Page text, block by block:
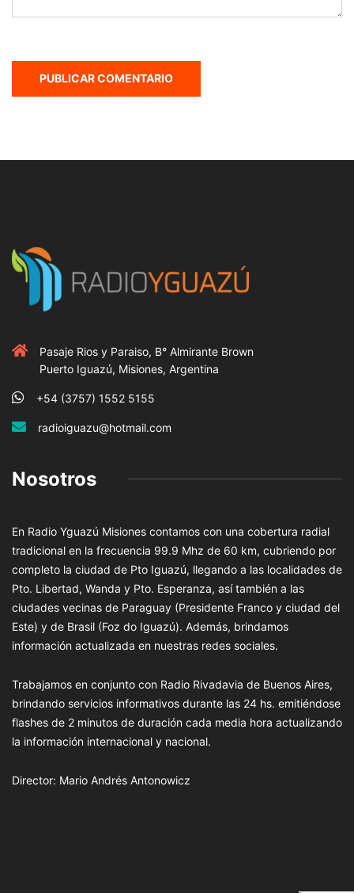
Pasaje Rios y Paraiso, B° Almirante Brown
Puerto Iguazú, Misiones, Argentina
+54 (3757) 1552 5155
radioiguazu@hotmail.com
Nosotros
En Radio Yguazú Misiones contamos con una cobertura radial
tradicional en la frecuencia 99.9 Mhz de 60 km, cubriendo por
completo la ciudad de Pto Iguazú, llegando a las localidades de
Pto. Libertad, Wanda y Pto. Esperanza, así también a las
ciudades vecinas de Paraguay (Presidente Franco y ciudad del
Este) y de Brasil (Foz do Iguazú). Además, brindamos
información actualizada en nuestras redes sociales.
Trabajamos en conjunto con Radio Rivadavia de Buenos Aires,
brindando servicios informativos durante las 24 hs. emitiéndose
flashes de 2 minutos de duración cada media hora actualizando
la información internacional y nacional.
Director: Mario Andrés Antonowicz